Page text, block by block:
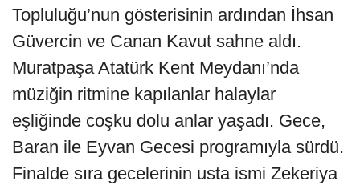
Topluluğu’nun gösterisinin ardından İhsan
Güvercin ve Canan Kavut sahne aldı.
Muratpaşa Atatürk Kent Meydanı’nda
müziğin ritmine kapılanlar halaylar
eşliğinde coşku dolu anlar yaşadı. Gece,
Baran ile Eyvan Gecesi programıyla sürdü.
Finalde sıra gecelerinin usta ismi Zekeriya